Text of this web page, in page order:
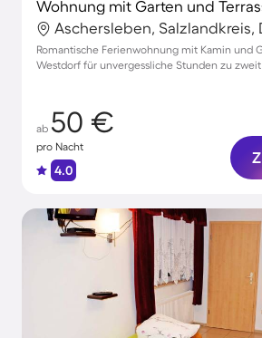
Wohnung mit Garten und
Aschersleben, Salzlandkreis,
Romantische Ferienwohnung mit Kamin und
Westdorf für unvergessliche Stunden zu zweit
ab 50 €
pro Nacht
4.0